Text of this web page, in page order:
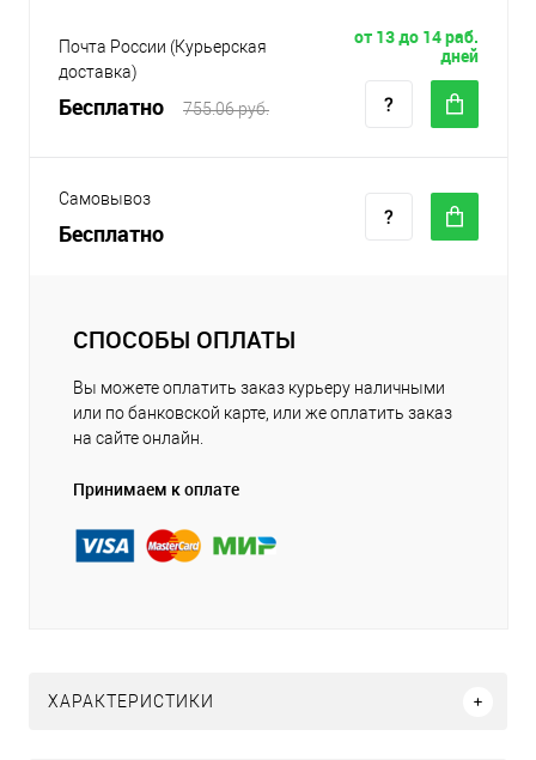
Почта России (Курьерская
доставка)
Бесплатно 755.06 руб.
от 13 до 14 раб.
дней
Самовывоз
Бесплатно
СПОСОБЫ ОПЛАТЫ
Вы можете оплатить заказ курьеру наличными
или по банковской карте, или же оплатить заказ
на сайте онлайн.
Принимаем к оплате
ХАРАКТЕРИСТИКИ